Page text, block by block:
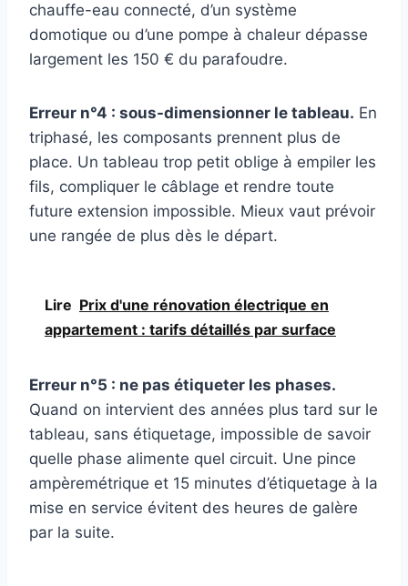
chauffe-eau connecté, d’un système
domotique ou d’une pompe à chaleur dépasse
largement les 150 € du parafoudre.
Erreur n°4 : sous-dimensionner le tableau. En
triphasé, les composants prennent plus de
place. Un tableau trop petit oblige à empiler les
fils, compliquer le câblage et rendre toute
future extension impossible. Mieux vaut prévoir
une rangée de plus dès le départ.
Lire Prix d'une rénovation électrique en
appartement : tarifs détaillés par surface
Erreur n°5 : ne pas étiqueter les phases.
Quand on intervient des années plus tard sur le
tableau, sans étiquetage, impossible de savoir
quelle phase alimente quel circuit. Une pince
ampèremétrique et 15 minutes d’étiquetage à la
mise en service évitent des heures de galère
par la suite.